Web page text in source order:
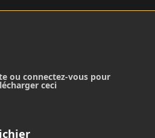
ou connectez-vous pour
ceci